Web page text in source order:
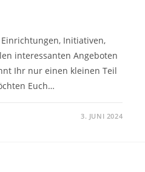
Initiativen,
interessanten Angeboten
Ihr nur einen kleinen Teil
Euch…
3. JUNI 2024